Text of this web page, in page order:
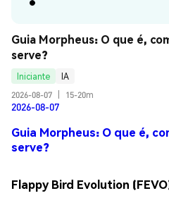
Guia Morpheus: O que é,
serve?
Iniciante
IA
2026-08-07
15-20m
2026-08-07
Guia Morpheus: O que é,
serve?
Flappy Bird Evolution